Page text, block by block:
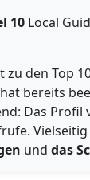
10 Local
den Top
bereits
Das Profil
und das